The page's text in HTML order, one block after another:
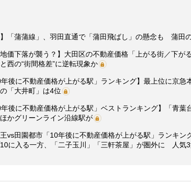
】「蒲蒲線」、羽田直通で「蒲田飛ばし」の懸念も 蒲田
地価下落が襲う？】大田区の不動産価格「上がる街／下が
西の“街間格差”に逆転現象か
年後に不動産価格が上がる駅」ランキング】最上位に京急
「大井町」は4位
年後に不動産価格が上がる駅」ベストランキング】「青葉
ほかグリーンライン沿線駅が
王vs田園都市「10年後に不動産価格が上がる駅」ランキン
に入る一方、「二子玉川」「三軒茶屋」が圏外に 人気